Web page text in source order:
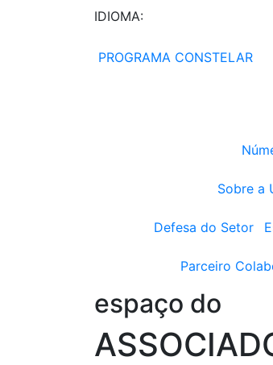
IDIOMA:
PROGRAMA CONSTELAR
Sobre a
Defesa do Setor
Parceiro
espaço do